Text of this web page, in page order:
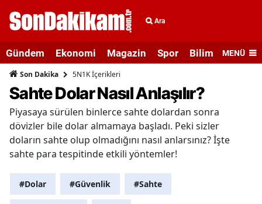
Ara
Gündem Ekonomi Magazin Spor Bilim veMENÜ
Son Dakika 5N1K İçerikleri
Sahte Dolar Nasıl Anlaşılır?
Piyasaya sürülen binlerce sahte dolardan sonra
dövizler bile dolar almamaya başladı. Peki sizler
doların sahte olup olmadığını nasıl anlarsınız? İşte
sahte para tespitinde etkili yöntemler!
#Dolar #Güvenlik #Sahte